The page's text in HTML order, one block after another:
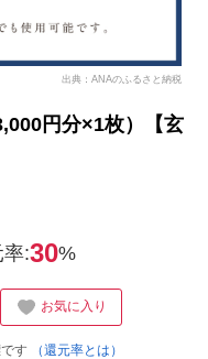
出典：ANAのふるさと納税
円分×1枚）【玄
:30%
お気に入り
す
（還元率とは）